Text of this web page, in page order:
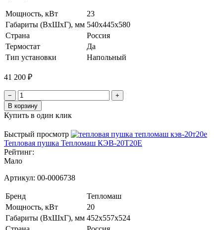
Мощность, кВт
23
Габариты (ВхШхГ), мм 540x445x580
Страна
Россия
Термостат
Да
Тип установки
Напольный
41 200 ₽
−
+
В корзину
Купить в один клик
Быстрый просмотр
Тепловая пушка Тепломаш КЭВ-20Т20Е
Рейтинг:
Мало
Артикул: 00-0006738
Бренд
Тепломаш
Мощность, кВт
20
Габариты (ВхШхГ), мм 452х557x524